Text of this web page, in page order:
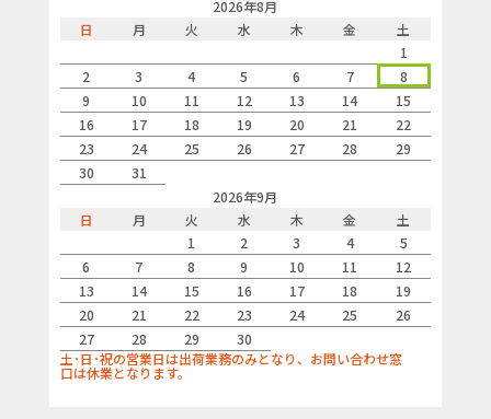
2026年8月
日
月 火 水 木 金
土
1
2
3 4 5 6 7
8
9
10 11 12 13 14
15
16
17 18 19 20 21
22
23
24 25 26 27 28
29
30
31
2026年9月
日
月 火 水 木 金
土
1
2 3 4
5
6
7 8 9 10 11
12
13
14 15 16 17 18
19
20
21 22 23 24 25
26
27
28 29
30
土･日･祝の営業日は出荷業務のみとなり、お問い合わせ窓
口は休業となります。